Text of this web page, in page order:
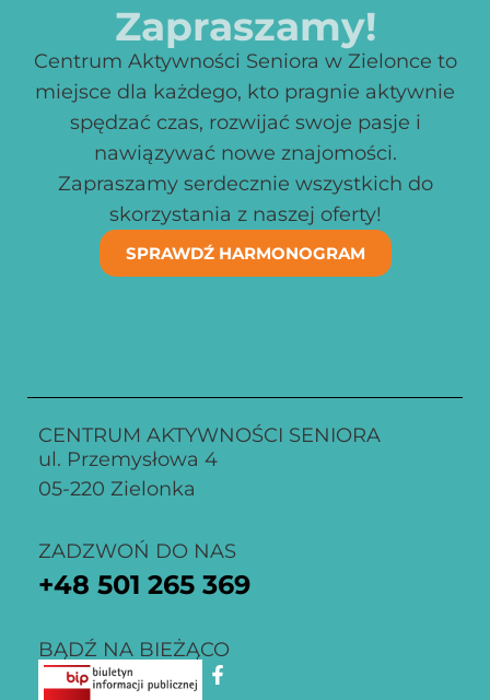
Zapraszamy!
Centrum Aktywności Seniora w Zielonce to
miejsce dla każdego, kto pragnie aktywnie
spędzać czas, rozwijać swoje pasje i
nawiązywać nowe znajomości.
Zapraszamy serdecznie wszystkich do
skorzystania z naszej oferty!
SPRAWDŹ HARMONOGRAM
CENTRUM AKTYWNOŚCI SENIORA
ul. Przemysłowa 4
05-220 Zielonka
ZADZWOŃ DO NAS
+48 501 265 369
BĄDŹ NA BIEŻĄCO